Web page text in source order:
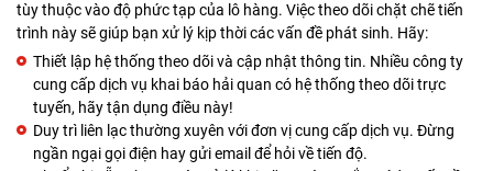
tùy thuộc vào độ phức tạp của lô hàng. Việc theo dõi chặt chẽ tiến
trình này sẽ giúp bạn xử lý kịp thời các vấn đề phát sinh. Hãy:
Thiết lập hệ thống theo dõi và cập nhật thông tin. Nhiều công ty
cung cấp dịch vụ khai báo hải quan có hệ thống theo dõi trực
tuyến, hãy tận dụng điều này!
Duy trì liên lạc thường xuyên với đơn vị cung cấp dịch vụ. Đừng
ngần ngại gọi điện hay gửi email để hỏi về tiến độ.